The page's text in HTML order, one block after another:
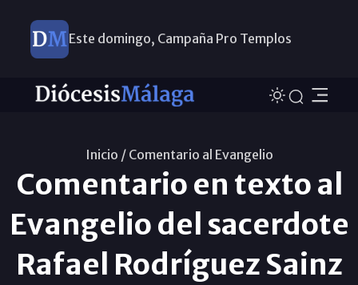
Este domingo, Campaña Pro Templos
Inicio / Comentario al Evangelio
Comentario en texto al
Evangelio del sacerdote
Rafael Rodríguez Sainz